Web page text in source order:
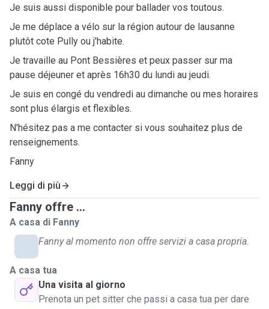
Je suis aussi disponible pour ballader vos toutous.
Je me déplace a vélo sur la région autour de lausanne
plutôt cote Pully ou j'habite.
Je travaille au Pont Bessières et peux passer sur ma
pause déjeuner et après 16h30 du lundi au jeudi.
Je suis en congé du vendredi au dimanche ou mes horaires
sont plus élargis et flexibles.
N'hésitez pas a me contacter si vous souhaitez plus de
renseignements.
Fanny
Leggi di più
Fanny offre ...
A casa di Fanny
Fanny al momento non offre servizi a casa propria.
A casa tua
Una visita al giorno
Prenota un pet sitter che passi a casa tua per dare